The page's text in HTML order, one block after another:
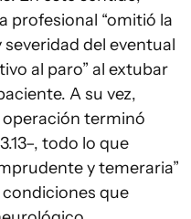
profesional “omitió la
del eventual
al paro” al extubar
A su vez,
operación terminó
todo lo que
y temeraria”
que